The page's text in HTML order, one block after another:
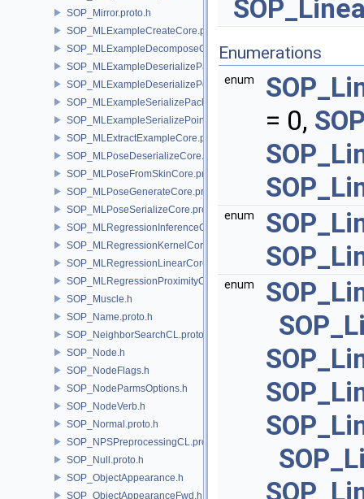
SOP_Mirror.proto.h
SOP_MLExampleCreateCore.proto.h
SOP_MLExampleDecomposeCore.proto.h
SOP_MLExampleDeserializePacked.proto.h
SOP_MLExampleDeserializePoint.proto.h
SOP_MLExampleSerializePacked.proto.h
SOP_MLExampleSerializePoint.proto.h
SOP_MLExtractExampleCore.proto.h
SOP_MLPoseDeserializeCore.proto.h
SOP_MLPoseFromSkinCore.proto.h
SOP_MLPoseGenerateCore.proto.h
SOP_MLPoseSerializeCore.proto.h
SOP_MLRegressionInferenceCore.proto.h
SOP_MLRegressionKernelCore.proto.h
SOP_MLRegressionLinearCore.proto.h
SOP_MLRegressionProximityCore.proto.h
SOP_Muscle.h
SOP_Name.proto.h
SOP_NeighborSearchCL.proto.h
SOP_Node.h
SOP_NodeFlags.h
SOP_NodeParmsOptions.h
SOP_NodeVerb.h
SOP_Normal.proto.h
SOP_NPSPreprocessingCL.proto.h
SOP_Null.proto.h
SOP_ObjectAppearance.h
SOP_ObjectAppearanceFwd.h
Enumerations
enum
= 0,
enum
enum